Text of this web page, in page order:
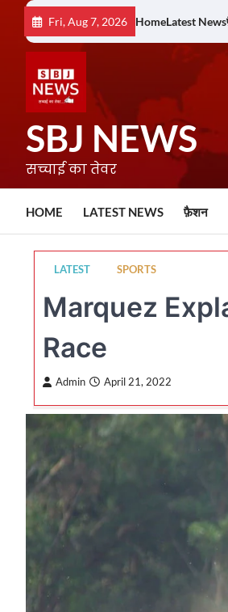
content
Fri, Aug 7, 2026 HomeLatest News
SBJ NEWS
सच्चाई का तेवर
HOME LATEST NEWS फ़ैशन
LATEST SPORTS
Marquez
Race
Admin April 21, 2022